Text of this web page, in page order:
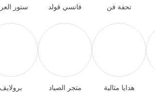
تحفة فن فانسي قولد ستور
هدايا مثالية متجر الصياد برولايف